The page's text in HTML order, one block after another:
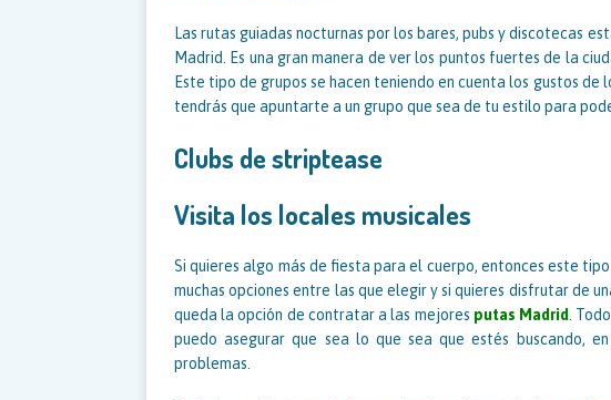
Las rutas guiadas nocturnas por los bares, pubs y discotecas
Madrid. Es una gran manera de ver los puntos fuertes de la
Este tipo de grupos se hacen teniendo en cuenta los gustos
tendrás que apuntarte a un grupo que sea de tu estilo para
Clubs de striptease
Visita los locales musicales
Si quieres algo más de fiesta para el cuerpo, entonces este
muchas opciones entre las que elegir y si quieres disfrutar de
queda la opción de contratar a las mejores putas Madrid
.
puedo asegurar que sea lo que sea que estés buscando,
problemas.